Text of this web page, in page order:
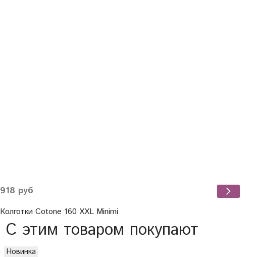
918 руб
Колготки Cotone 160 XXL Minimi
С этим товаром покупают
Новинка